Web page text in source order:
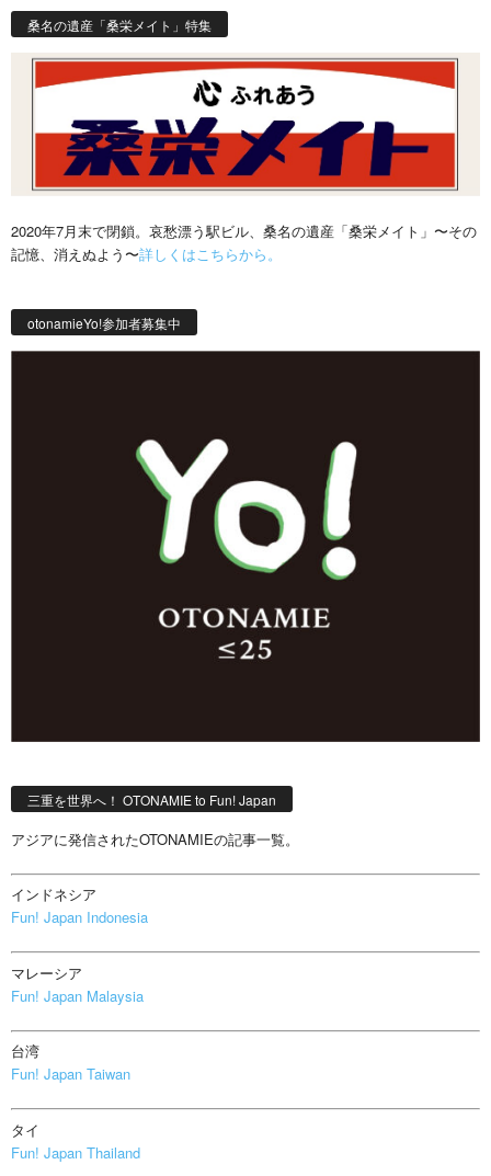
桑名の遺産「桑栄メイト」特集
2020年7月末で閉鎖。哀愁漂う駅ビル、桑名の遺産「桑栄メイト」〜その
記憶、消えぬよう〜詳しくはこちらから。
otonamieYo!参加者募集中
三重を世界へ！ OTONAMIE to Fun! Japan
アジアに発信されたOTONAMIEの記事一覧。
インドネシア
Fun! Japan Indonesia
マレーシア
Fun! Japan Malaysia
台湾
Fun! Japan Taiwan
タイ
Fun! Japan Thailand